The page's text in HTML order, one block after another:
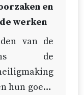
en
werken
van de
de
hun goede